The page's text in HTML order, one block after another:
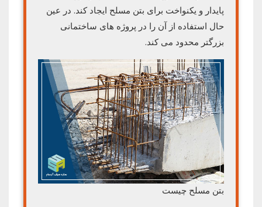
پایدار و یکنواخت برای بتن مسلح ایجاد کند. در عین
حال استفاده از آن را در پروژه های ساختمانی
بزرگتر محدود می کند.
بتن مسلح چیست